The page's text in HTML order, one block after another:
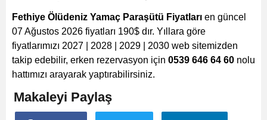
Fethiye Ölüdeniz Yamaç Paraşütü Fiyatları en güncel
07 Ağustos 2026 fiyatları 190$ dır. Yıllara göre
fiyatlarımızı 2027 | 2028 | 2029 | 2030 web sitemizden
takip edebilir, erken rezervasyon için 0539 646 64 60 nolu
hattımızı arayarak yaptırabilirsiniz.
Makaleyi Paylaş